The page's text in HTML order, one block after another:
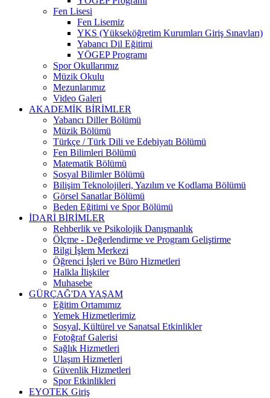
Fen Lisesi
Fen Lisemiz
YKS (Yükseköğretim Kurumları Giriş Sınavları)
Yabancı Dil Eğitimi
YÖGEP Programı
Spor Okullarımız
Müzik Okulu
Mezunlarımız
Video Galeri
AKADEMİK BİRİMLER
Yabancı Diller Bölümü
Müzik Bölümü
Türkçe / Türk Dili ve Edebiyatı Bölümü
Fen Bilimleri Bölümü
Matematik Bölümü
Sosyal Bilimler Bölümü
Bilişim Teknolojileri, Yazılım ve Kodlama Bölümü
Görsel Sanatlar Bölümü
Beden Eğitimi ve Spor Bölümü
İDARİ BİRİMLER
Rehberlik ve Psikolojik Danışmanlık
Ölçme - Değerlendirme ve Program Geliştirme
Bilgi İşlem Merkezi
Öğrenci İşleri ve Büro Hizmetleri
Halkla İlişkiler
Muhasebe
GÜRÇAĞ'DA YAŞAM
Eğitim Ortamımız
Yemek Hizmetlerimiz
Sosyal, Kültürel ve Sanatsal Etkinlikler
Fotoğraf Galerisi
Sağlık Hizmetleri
Ulaşım Hizmetleri
Güvenlik Hizmetleri
Spor Etkinlikleri
EYOTEK Giriş